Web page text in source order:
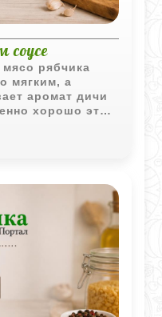
соусе
рябчика
мягким, а
аромат дичи
хорошо это
жареным
густой